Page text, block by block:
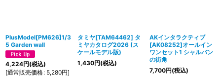
PlusModel[PM626]1/3
5 Garden wall
4,224円(税込)
[通常販売価格: 5,280円]
タミヤ[TAM64462] タ
ミヤカタログ2026 (ス
ケールモデル版)
1,430円(税込)
AKインタラクティブ
[AK08252]オールイン
ワンセット1 シャルバン
の街角
7,700円(税込)